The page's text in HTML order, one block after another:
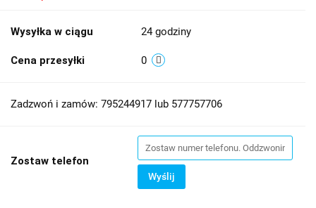
Wysyłka w ciągu 24 godziny
Cena przesyłki 0
Zadzwoń i zamów: 795244917 lub 577757706
Zostaw telefon
Wyślij